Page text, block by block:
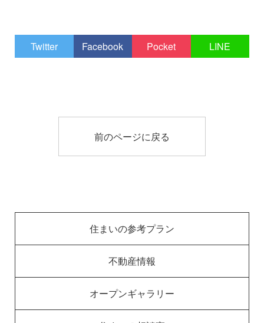
Twitter Facebook Pocket LINE
前のページに戻る
住まいの参考プラン
不動産情報
オープンギャラリー